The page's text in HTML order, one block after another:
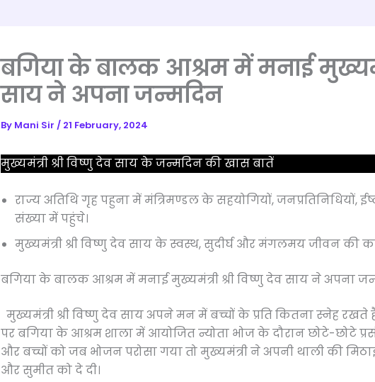
बगिया के बालक आश्रम में मनाई
साय ने अपना जन्मदिन
By Mani Sir / 21 February, 2024
मुख्यमंत्री श्री विष्णु देव साय के जन्मदिन की खास बातें
राज्य अतिथि गृह पहुना में मंत्रिमण्डल के सहयोगियों, जनप्रतिनिधियों,
संख्या में पहुंचे।
मुख्यमंत्री श्री विष्णु देव साय के स्वस्थ, सुदीर्घ और मंगलमय जीवन की
बगिया के बालक आश्रम में मनाई मुख्यमंत्री श्री विष्णु देव साय ने अपना
मुख्यमंत्री श्री विष्णु देव साय अपने मन में बच्चों के प्रति कितना स्नेह
पर बगिया के आश्रम शाला में आयोजित न्योता भोज के दौरान छोटे-छोटे
और बच्चों को जब भोजन परोसा गया तो मुख्यमंत्री ने अपनी थाली की
और सुमीत को दे दी।